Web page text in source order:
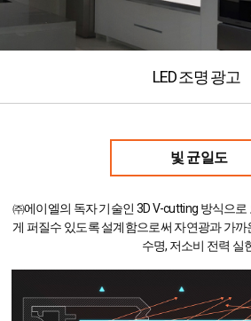
LED 조명 광고
빛 균일도
㈜에이엘의 독자 기술인 3D V-cutting 방식으로
게 퍼질수 있도록설계함으로써 자연광과 가까
수명, 저소비 전력 실